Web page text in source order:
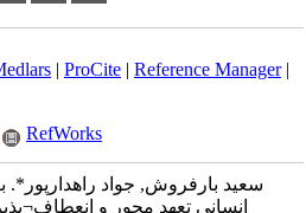
| ProCite| Reference Manager|
RefWorks
سعید بارفروش, جواد راهدارپور*.
انسانی تعهد محور و